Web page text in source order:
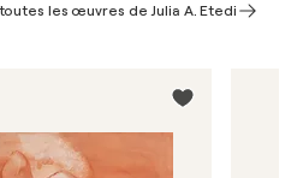
les œuvres de Julia A. Etedi